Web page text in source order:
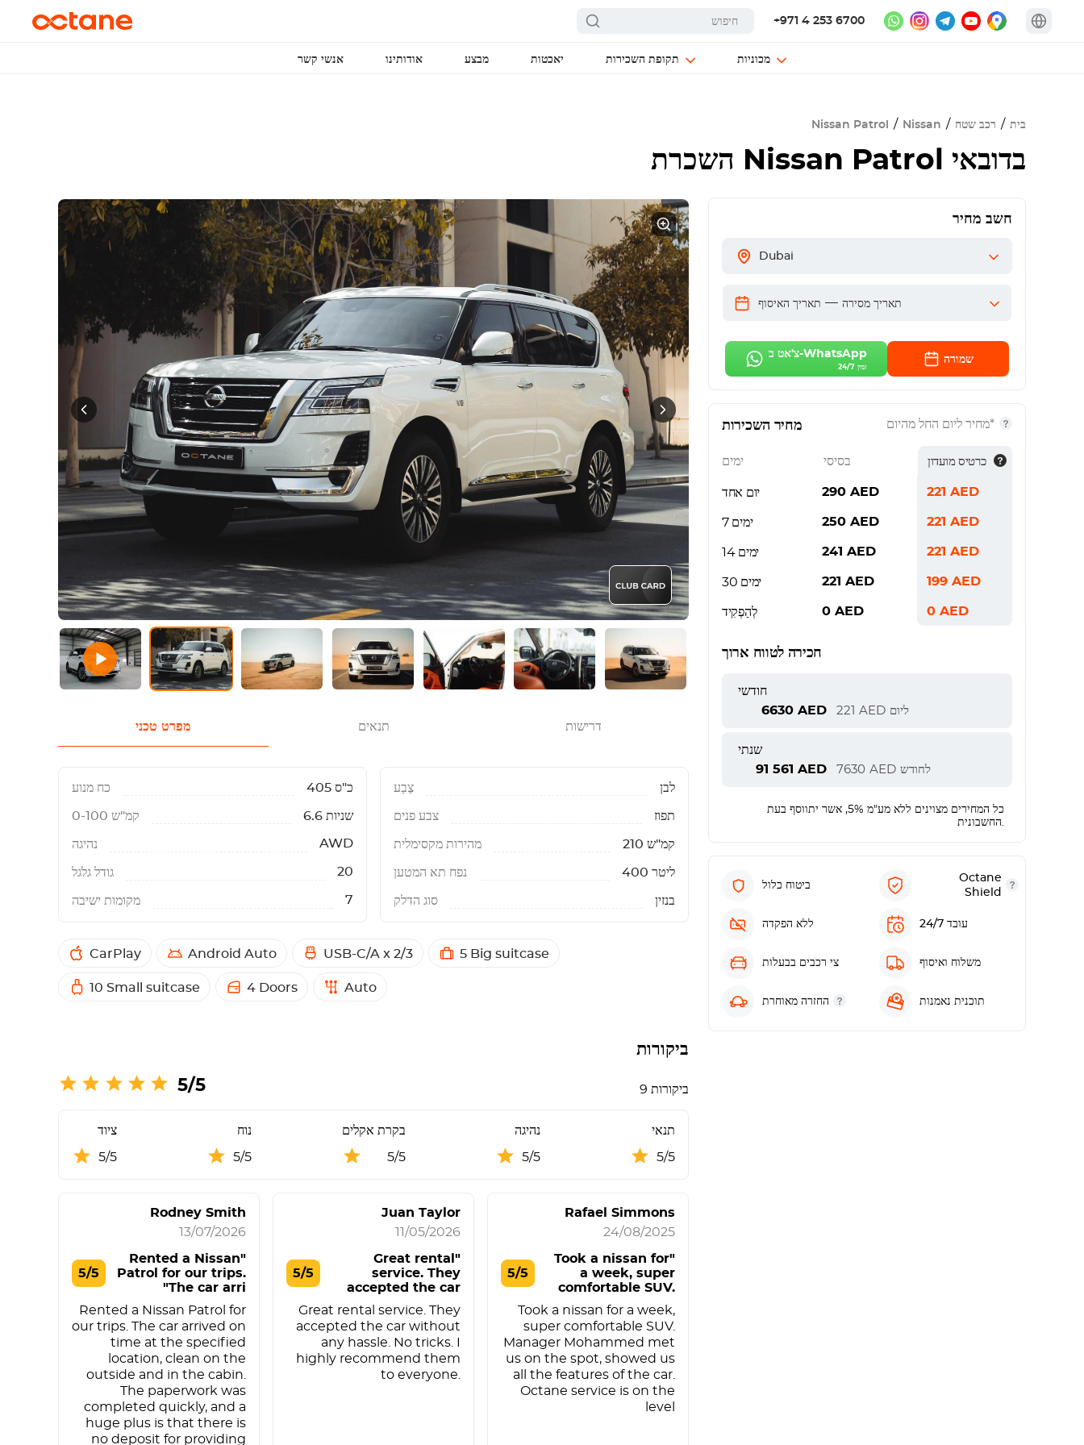
+971 4 253 6700
מכוניות תקופת השכירות יאכטות מבצע אודותינו אנשי קשר
בית רכב שטח Nissan
Nissan Patrol
השכרת Nissan Patrol בדובאי
חשב מחיר
Dubai
תאריך האיסוף — תאריך מסירה
צ'אט ב-WhatsApp
זמין 24/7
שמורה
מחיר השכירות *מחיר ליום החל מהיום
ימים בסיסי כרטיס מועדון
יום אחד 290 AED 221 AED
7 ימים 250 AED 221 AED
14 ימים 241 AED 221 AED
30 ימים 221 AED 199 AED
לְהַפְקִיד 0 AED 0 AED
חכירה לטווח ארוך
חודשי
6630 AED 221 AED ליום
שנתי
91 561 AED 7630 AED לחודש
כל המחירים מצוינים ללא מע"מ 5%, אשר יתווסף בעת
החשבונית.
ביטוח כלול
Octane
Shield
ללא הפקדה עובד 24/7
צי רכבים בבעלות משלוח ואיסוף
החזרה מאוחרת תוכנית נאמנות
מפרט טכני תנאים דרישות
כח מנוע 405 כ"ס
0-100 קמ"ש 6.6 שניות
נהיגה AWD
גודל גלגל 20
מקומות ישיבה 7
צֶבַע לבן
צבע פנים תפוז
מהירות מקסימלית 210 קמ"ש
נפח תא המטען 400 ליטר
סוג הדלק בנזין
CarPlay Android Auto USB-C/A x 2/3 5 Big suitcase
10 Small suitcase 4 Doors Auto
ביקורות
5/5 9 ביקורות
ציוד
5/5
נוח
5/5
בקרת אקלים
5/5
נהיגה
5/5
תנאי
5/5
Rodney Smith
13/07/2026
5/5
"Rented a Nissan
Patrol for our trips.
The car arri"
Rented a Nissan Patrol for
our trips. The car arrived on
time at the specified
location, clean on the
outside and in the cabin.
The paperwork was
completed quickly, and a
huge plus is that there is
no deposit for providing
Juan Taylor
11/05/2026
5/5
"Great rental
service. They
accepted the car
withou"
Great rental service. They
accepted the car without
any hassle. No tricks. I
highly recommend them
to everyone.
Rafael Simmons
24/08/2025
5/5
"Took a nissan for
a week, super
comfortable SUV.
M"
Took a nissan for a week,
super comfortable SUV.
Manager Mohammed met
us on the spot, showed us
all the features of the car.
Octane service is on the
level